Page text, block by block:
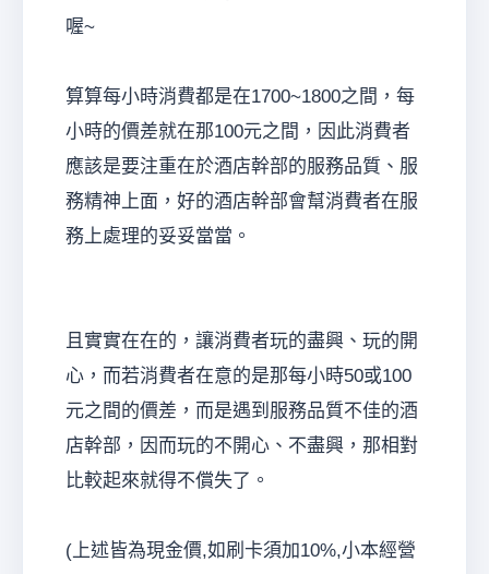
喔~
算算每小時消費都是在1700~1800之間，每
小時的價差就在那100元之間，因此消費者
應該是要注重在於酒店幹部的服務品質、服
務精神上面，好的酒店幹部會幫消費者在服
務上處理的妥妥當當。
且實實在在的，讓消費者玩的盡興、玩的開
心，而若消費者在意的是那每小時50或100
元之間的價差，而是遇到服務品質不佳的酒
店幹部，因而玩的不開心、不盡興，那相對
比較起來就得不償失了。
(上述皆為現金價,如刷卡須加10%,小本經營